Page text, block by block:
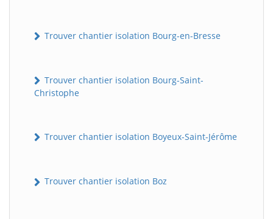
Trouver chantier isolation Bourg-en-Bresse
Trouver chantier isolation Bourg-Saint-
Christophe
Trouver chantier isolation Boyeux-Saint-Jérôme
Trouver chantier isolation Boz